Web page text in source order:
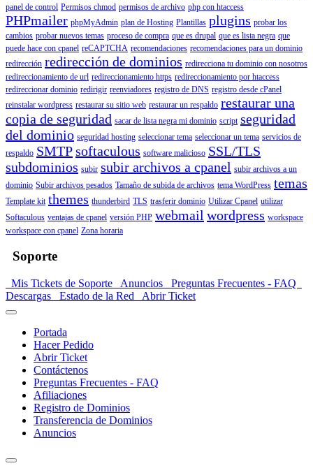
panel de control Permisos chmod permisos de archivo php con htaccess
PHPmailer phpMyAdmin plan de Hosting Plantillas plugins probar los
cambios probar nuevos temas proceso de compra que es drupal que es lista negra que
puede hace con cpanel reCAPTCHA recomendaciones recomendaciones para un dominio
redirección redirección de dominios redirecciona tu dominio con nosotros
redireccionamiento de url redireccionamiento https redireccionamiento por htaccess
redireccionar dominio redirigir reenviadores registro de DNS registro desde cPanel
reinstalar wordpress restaurar su sitio web restaurar un respaldo restaurar una
copia de seguridad sacar de lista negra mi dominio script seguridad
del dominio seguridad hosting seleccionar tema seleccionar un tema servicios de
respaldo SMTPsoftaculous software malicioso SSL/TLS
subdominios subir subir archivos a cpanel subir archivos a un
dominio Subir archivos pesados Tamaño de subida de archivos tema WordPress temas
Template kit themes thunderbird TLS trasferir dominio Utilizar Cpanel utilizar
Softaculous ventajas de cpanel versión PHP webmail wordpress workspace
workspace con cpanel Zona horaria
Soporte
Mis Tickets de Soporte Anuncios
Preguntas Frecuentes - FAQ
Descargas
Estado de la Red Abrir Ticket
Portada
Hacer Pedido
Abrir Ticket
Contáctenos
Preguntas Frecuentes - FAQ
Afiliaciones
Registro de Dominios
Transferencia de Dominios
Anuncios